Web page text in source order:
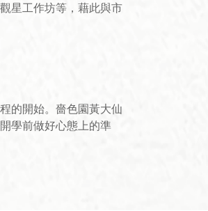
星工作坊等，藉此與市
的開始。嗇色園黃大仙
學前做好心態上的準